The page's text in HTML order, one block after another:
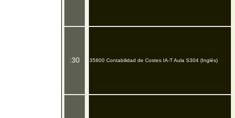
:30 35800 Contabilidad de Costes IA-T Aula S304 (Inglés)